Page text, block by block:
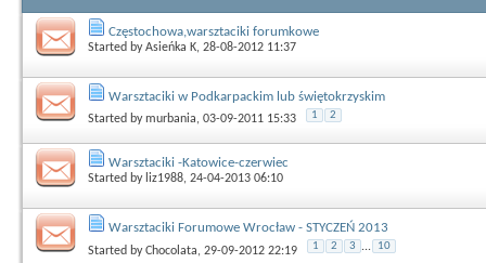
Częstochowa,warsztaciki forumkowe
Started byAsieńka K, 28-08-2012 11:37
Warsztaciki w Podkarpackim lub świętokrzyskim
Started bymurbania, 03-09-2011 15:33 1 2
Warsztaciki -Katowice-czerwiec
Started by liz1988, 24-04-2013 06:10
Warsztaciki Forumowe Wrocław - STYCZEŃ 2013
Started byChocolata, 29-09-2012 22:19 1 2 3 ... 10